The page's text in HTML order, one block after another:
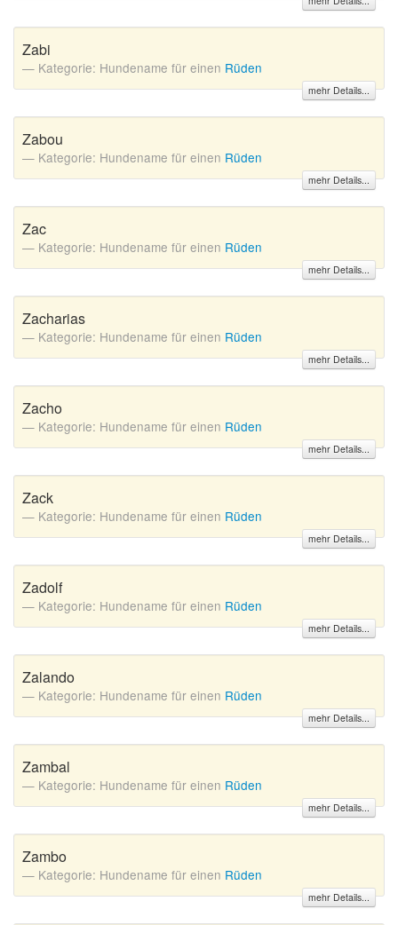
H
I
J
S
T U V W X Y Z
Zabi
Kategorie: Hundename für einen Rüden
mehr Details...
Zabou
Kategorie: Hundename für einen Rüden
mehr Details...
Zac
Kategorie: Hundename für einen Rüden
mehr Details...
Zacharias
Kategorie: Hundename für einen Rüden
mehr Details...
Zacho
Kategorie: Hundename für einen Rüden
mehr Details...
Zack
Kategorie: Hundename für einen Rüden
mehr Details...
Zadolf
Kategorie: Hundename für einen Rüden
mehr Details...
Zalando
Kategorie: Hundename für einen Rüden
mehr Details...
Zambal
Kategorie: Hundename für einen Rüden
mehr Details...
Zambo
Kategorie: Hundename für einen Rüden
mehr Details...